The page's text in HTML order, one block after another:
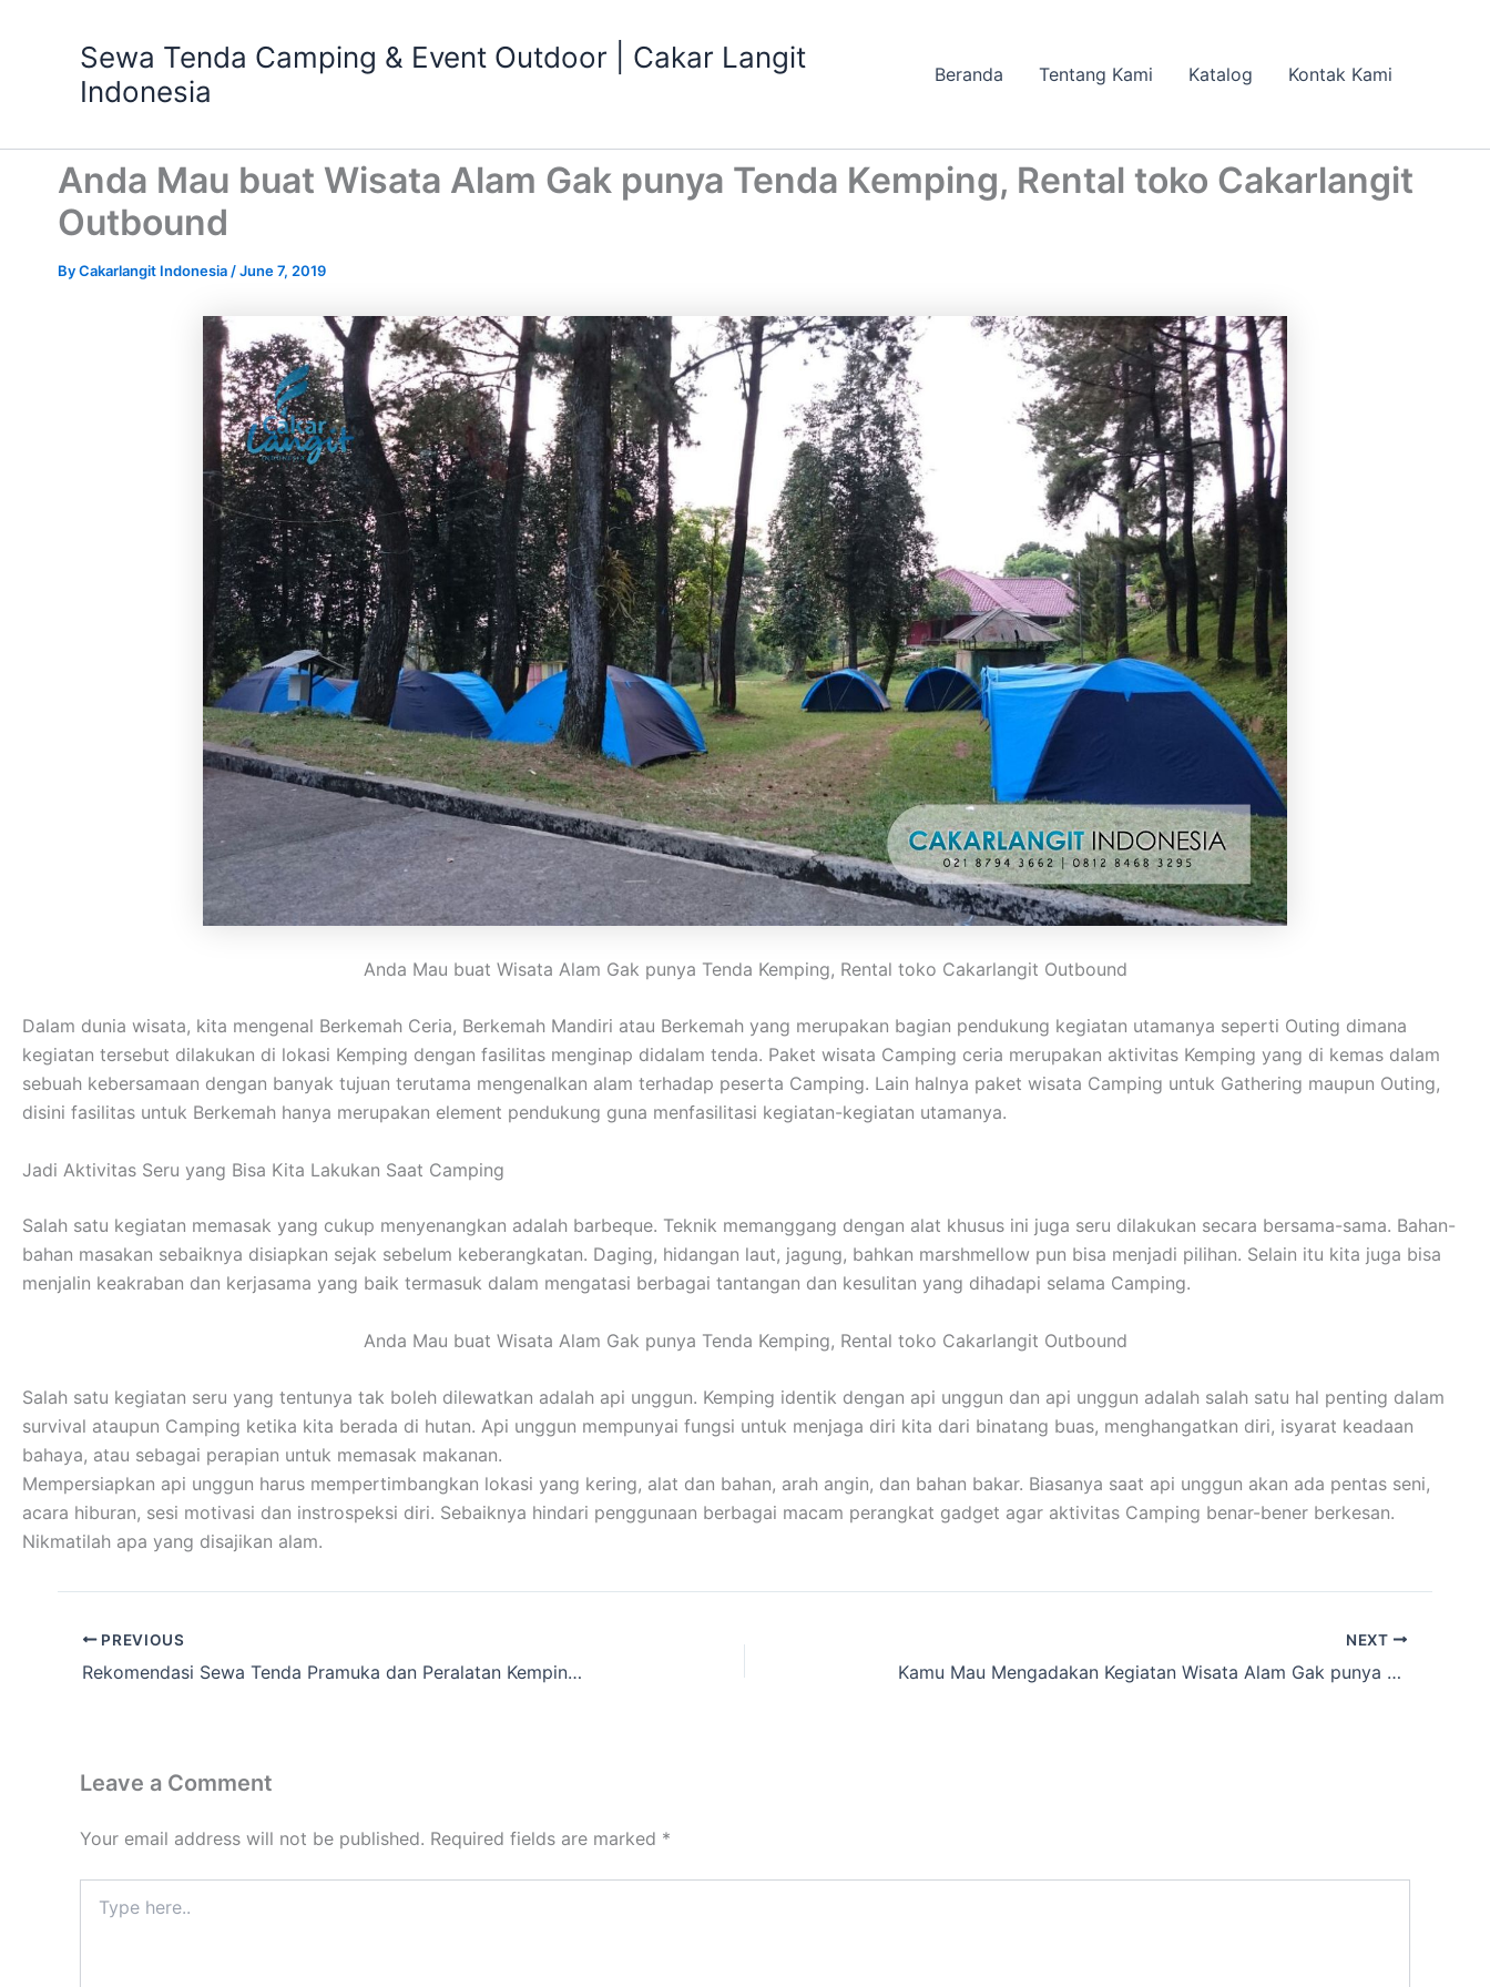
Sewa Tenda Camping & Event Outdoor | Cakar Langit
Indonesia
Beranda Tentang Kami Katalog Kontak Kami
Anda Mau buat Wisata Alam Gak punya Tenda Kemping, Rental toko Cakarlangit
Outbound
ByCakarlangit Indonesia /June 7, 2019
Anda Mau buat Wisata Alam Gak punya Tenda Kemping, Rental toko Cakarlangit Outbound
Dalam dunia wisata, kita mengenal Berkemah Ceria, Berkemah Mandiri atau Berkemah yang merupakan bagian pendukung kegiatan utamanya seperti Outing dimana
kegiatan tersebut dilakukan di lokasi Kemping dengan fasilitas menginap didalam tenda. Paket wisata Camping ceria merupakan aktivitas Kemping yang di kemas dalam
sebuah kebersamaan dengan banyak tujuan terutama mengenalkan alam terhadap peserta Camping. Lain halnya paket wisata Camping untuk Gathering maupun Outing,
disini fasilitas untuk Berkemah hanya merupakan element pendukung guna menfasilitasi kegiatan-kegiatan utamanya.
Jadi Aktivitas Seru yang Bisa Kita Lakukan Saat Camping
Salah satu kegiatan memasak yang cukup menyenangkan adalah barbeque. Teknik memanggang dengan alat khusus ini juga seru dilakukan secara bersama-sama. Bahan-
bahan masakan sebaiknya disiapkan sejak sebelum keberangkatan. Daging, hidangan laut, jagung, bahkan marshmellow pun bisa menjadi pilihan. Selain itu kita juga bisa
menjalin keakraban dan kerjasama yang baik termasuk dalam mengatasi berbagai tantangan dan kesulitan yang dihadapi selama Camping.
Anda Mau buat Wisata Alam Gak punya Tenda Kemping, Rental toko Cakarlangit Outbound
Salah satu kegiatan seru yang tentunya tak boleh dilewatkan adalah api unggun. Kemping identik dengan api unggun dan api unggun adalah salah satu hal penting dalam
survival ataupun Camping ketika kita berada di hutan. Api unggun mempunyai fungsi untuk menjaga diri kita dari binatang buas, menghangatkan diri, isyarat keadaan
bahaya, atau sebagai perapian untuk memasak makanan.
Mempersiapkan api unggun harus mempertimbangkan lokasi yang kering, alat dan bahan, arah angin, dan bahan bakar. Biasanya saat api unggun akan ada pentas seni,
acara hiburan, sesi motivasi dan instrospeksi diri. Sebaiknya hindari penggunaan berbagai macam perangkat gadget agar aktivitas Camping benar-bener berkesan.
Nikmatilah apa yang disajikan alam.
PREVIOUS
Rekomendasi Sewa Tenda Pramuka dan Peralatan Kemping Cakarlangit Ready Banyak
NEXT
Kamu Mau Mengadakan Kegiatan Wisata Alam Gak punya Lampu Lentera Elektrik dan Peralatan Camping lainnnya, ke situs Kami Terlengkap sekitar Rende,Bandung Barat
Leave a Comment
Your email address will not be published. Required fields are marked *
here..